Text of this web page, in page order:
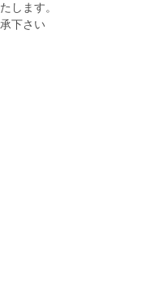
します。
下さい